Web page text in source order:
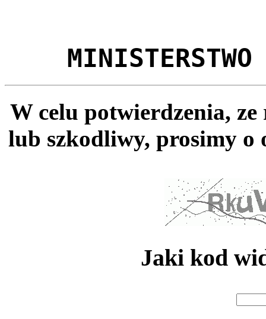
MINISTERSTWO
W celu potwierdzenia,
lub szkodliwy, prosimy o
Jaki kod